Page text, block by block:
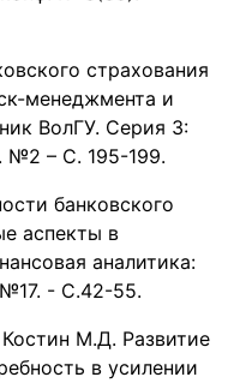
страхования
менеджмента и
ВолГУ. Серия 3:
№2 – С. 195-199.
банковского
аспекты в
аналитика:
- С.42-55.
М.Д. Развитие
в усилении